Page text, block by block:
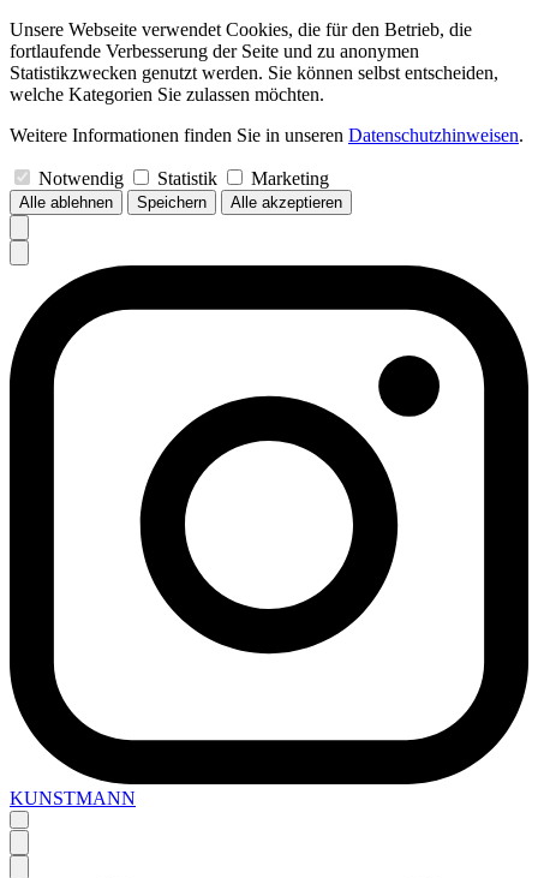
Unsere Webseite verwendet Cookies, die für den Betrieb, die
fortlaufende Verbesserung der Seite und zu anonymen
Statistikzwecken genutzt werden. Sie können selbst entscheiden,
welche Kategorien Sie zulassen möchten.
Weitere Informationen finden Sie in unseren Datenschutzhinweisen.
Notwendig Statistik Marketing
Alle ablehnen Speichern Alle akzeptieren
KUNSTMANN